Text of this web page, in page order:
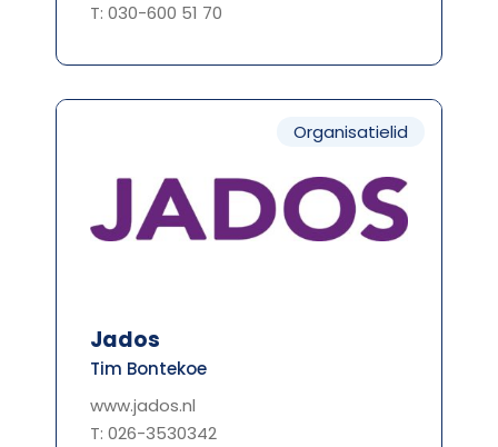
T: 030-600 51 70
Organisatielid
Jados
Tim Bontekoe
www.jados.nl
T: 026-3530342